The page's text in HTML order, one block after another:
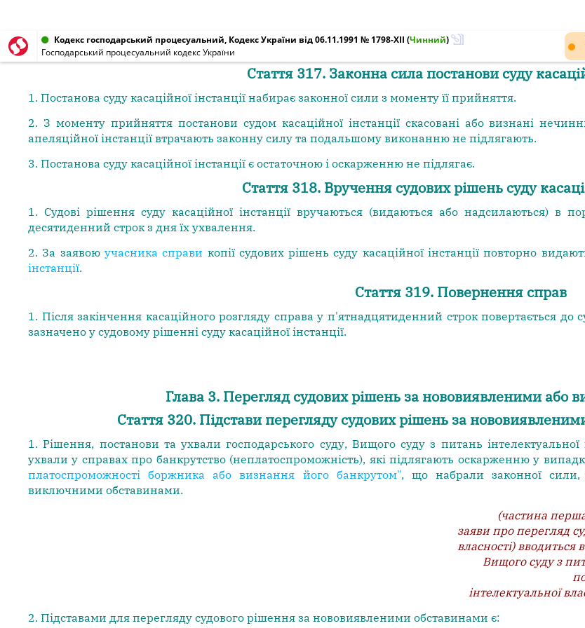
Кодекс господарський процесуальний, Кодекс України від 06.11.1991 № 1798-XII (Чинний)
Господарський процесуальний кодекс України